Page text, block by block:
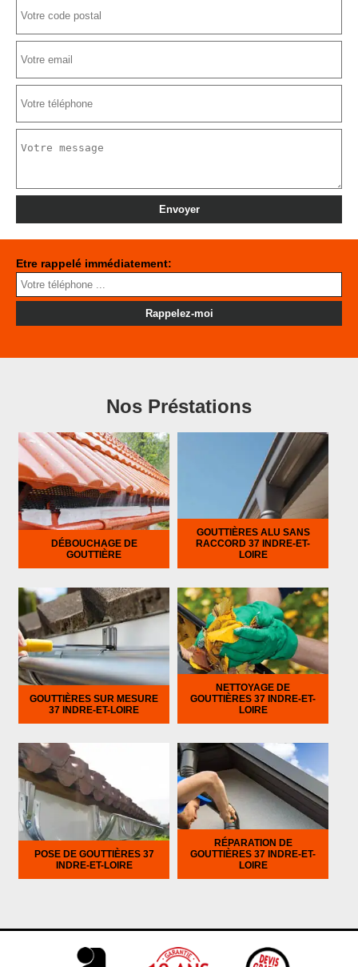
Etre rappelé immédiatement:
Nos Préstations
DÉBOUCHAGE DE
GOUTTIÈRE
GOUTTIÈRES ALU SANS
RACCORD 37 INDRE-ET-
LOIRE
GOUTTIÈRES SUR MESURE
37 INDRE-ET-LOIRE
NETTOYAGE DE
GOUTTIÈRES 37 INDRE-ET-
LOIRE
POSE DE GOUTTIÈRES 37
INDRE-ET-LOIRE
RÉPARATION DE
GOUTTIÈRES 37 INDRE-ET-
LOIRE